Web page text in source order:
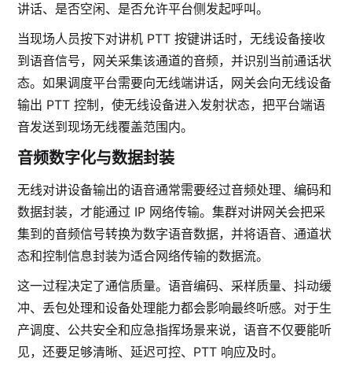
讲话、是否空闲、是否允许平台侧发起呼叫。
当现场人员按下对讲机 PTT 按键讲话时，无线设备接收
到语音信号，网关采集该通道的音频，并识别当前通话状
态。如果调度平台需要向无线端讲话，网关会向无线设备
输出 PTT 控制，使无线设备进入发射状态，把平台端语
音发送到现场无线覆盖范围内。
音频数字化与数据封装
无线对讲设备输出的语音通常需要经过音频处理、编码和
数据封装，才能通过 IP 网络传输。集群对讲网关会把采
集到的音频信号转换为数字语音数据，并将语音、通道状
态和控制信息封装为适合网络传输的数据流。
这一过程决定了通信质量。语音编码、采样质量、抖动缓
冲、丢包处理和设备处理能力都会影响最终听感。对于生
产调度、公共安全和应急指挥场景来说，语音不仅要能听
见，还要足够清晰、延迟可控、PTT 响应及时。